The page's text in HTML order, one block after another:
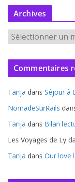
Archives
c
v
e
s
Commentaires
Tanja dans Séjour à
NomadeSurRails
Tanja dans Bilan
Les Voyages de Ly
Tanja dans Our love